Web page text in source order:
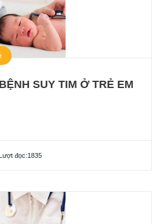
SUY TIM Ở TRẺ EM
Lượt đọc:1835